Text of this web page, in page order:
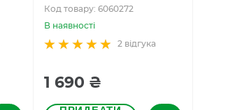
Код товару: 6060272
В наявності
2 відгука
1 690 ₴